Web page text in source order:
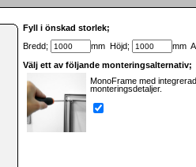
Fyll i önskad storlek;
Bredd;
mm Höjd;
mm
Välj ett av följande monteringsalternativ;
MonoFrame med
monteringsdetaljer.